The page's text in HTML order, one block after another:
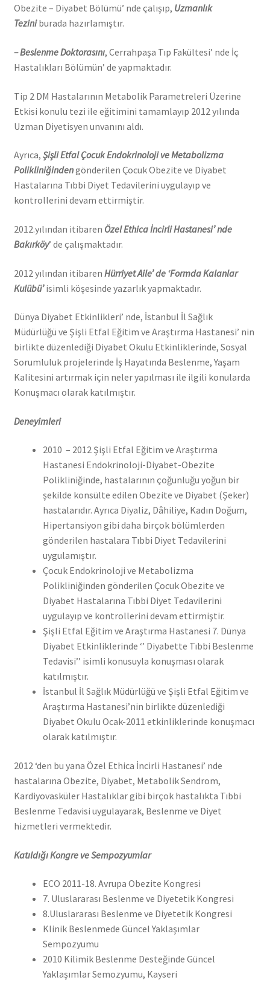
Obezite – Diyabet Bölümü’ nde çalışıp, Uzmanlık
Teziniburada hazırlamıştır.
– Beslenme Doktorasını, Cerrahpaşa Tıp Fakültesi’ nde İç
Hastalıkları Bölümün’ de yapmaktadır.
Tip 2 DM Hastalarının Metabolik Parametreleri Üzerine
Etkisi konulu tezi ile eğitimini tamamlayıp 2012 yılında
Uzman Diyetisyen unvanını aldı.
Ayrıca, Şişli Etfal Çocuk Endokrinoloji ve Metabolizma
Polikliniğindengönderilen Çocuk Obezite ve Diyabet
Hastalarına Tıbbi Diyet Tedavilerini uygulayıp ve
kontrollerini devam ettirmiştir.
2012.yılından itibaren Özel Ethica İncirli Hastanesi’ nde
Bakırköy’ de çalışmaktadır.
2012 yılından itibaren Hürriyet Aile’ de ‘Formda Kalanlar
Kulübü’isimli köşesinde yazarlık yapmaktadır.
Dünya Diyabet Etkinlikleri’ nde, İstanbul İl Sağlık
Müdürlüğü ve Şişli Etfal Eğitim ve Araştırma Hastanesi’ nin
birlikte düzenlediği Diyabet Okulu Etkinliklerinde, Sosyal
Sorumluluk projelerinde İş Hayatında Beslenme, Yaşam
Kalitesini artırmak için neler yapılması ile ilgili konularda
Konuşmacı olarak katılmıştır.
Deneyimleri
2010 – 2012 Şişli Etfal Eğitim ve Araştırma
Hastanesi Endokrinoloji-Diyabet-Obezite
Polikliniğinde, hastalarının çoğunluğu yoğun bir
şekilde konsülte edilen Obezite ve Diyabet (Şeker)
hastalarıdır. Ayrıca Diyaliz, Dâhiliye, Kadın Doğum,
Hipertansiyon gibi daha birçok bölümlerden
gönderilen hastalara Tıbbi Diyet Tedavilerini
uygulamıştır.
Çocuk Endokrinoloji ve Metabolizma
Polikliniğinden gönderilen Çocuk Obezite ve
Diyabet Hastalarına Tıbbi Diyet Tedavilerini
uygulayıp ve kontrollerini devam ettirmiştir.
Şişli Etfal Eğitim ve Araştırma Hastanesi 7. Dünya
Diyabet Etkinliklerinde ‘’ Diyabette Tıbbi Beslenme
Tedavisi’’ isimli konusuyla konuşması olarak
katılmıştır.
İstanbul İl Sağlık Müdürlüğü ve Şişli Etfal Eğitim ve
Araştırma Hastanesi’nin birlikte düzenlediği
Diyabet Okulu Ocak-2011 etkinliklerinde konuşmacı
olarak katılmıştır.
2012 ‘den bu yana Özel Ethica İncirli Hastanesi’ nde
hastalarına Obezite, Diyabet, Metabolik Sendrom,
Kardiyovasküler Hastalıklar gibi birçok hastalıkta Tıbbi
Beslenme Tedavisi uygulayarak, Beslenme ve Diyet
hizmetleri vermektedir.
Katıldığı Kongre ve Sempozyumlar
ECO 2011-18. Avrupa Obezite Kongresi
7. Uluslararası Beslenme ve Diyetetik Kongresi
8.Uluslararası Beslenme ve Diyetetik Kongresi
Klinik Beslenmede Güncel Yaklaşımlar
Sempozyumu
2010 Kilimik Beslenme Desteğinde Güncel
Yaklaşımlar Semozyumu, Kayseri